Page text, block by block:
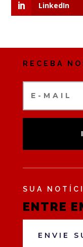
LinkedIn
RECEBA
SUA
ENTRE
ENVIE